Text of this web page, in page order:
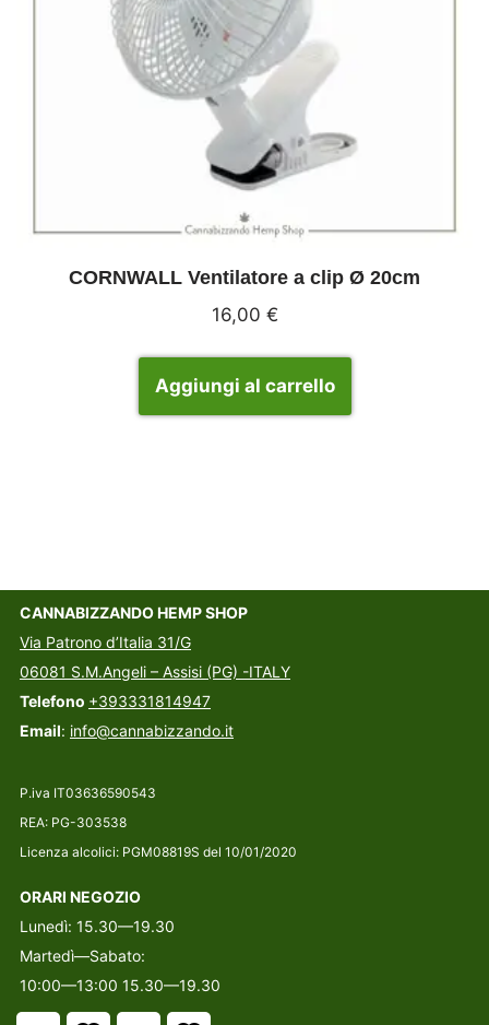
CORNWALL Ventilatore a clip Ø 20cm
16,00 €
Aggiungi al carrello
CANNABIZZANDO HEMP SHOP
Via Patrono d’Italia 31/G
06081 S.M.Angeli – Assisi (PG) -ITALY
Telefono +393331814947
Email: info@cannabizzando.it
P.iva IT03636590543
REA: PG-303538
Licenza alcolici: PGM08819S del 10/01/2020
ORARI NEGOZIO
Lunedì: 15.30—19.30
Martedì—Sabato:
10:00—13:00 15.30—19.30